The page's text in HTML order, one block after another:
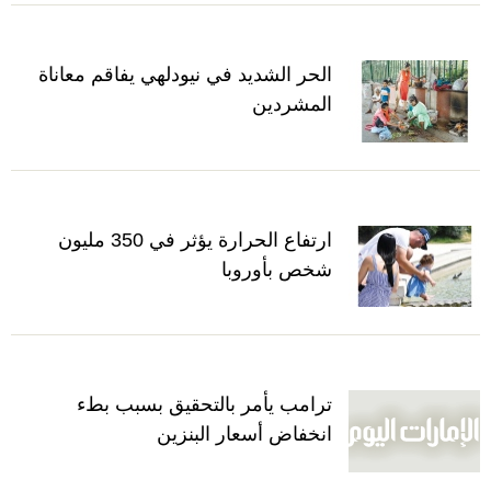
الحر الشديد في نيودلهي يفاقم معاناة
المشردين
ارتفاع الحرارة يؤثر في 350 مليون
شخص بأوروبا
ترامب يأمر بالتحقيق بسبب بطء
انخفاض أسعار البنزين